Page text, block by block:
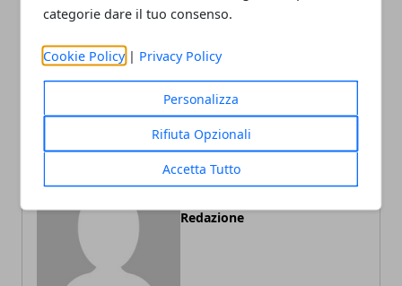
categorie dare il tuo consenso.
Cookie Policy | Privacy Policy
Personalizza
Rifiuta Opzionali
Accetta Tutto
Articolo Precedente
per il corso di riflessologia
Redazione